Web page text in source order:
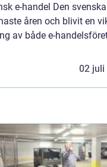
e-handel Den
åren och blivit en
av både e-
02 juli